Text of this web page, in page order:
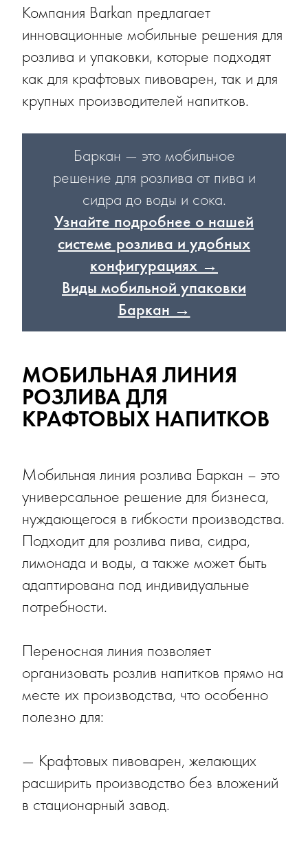
Компания Barkan предлагает
инновационные мобильные решения для
розлива и упаковки, которые подходят
как для крафтовых пивоварен, так и для
крупных производителей напитков.
Баркан — это мобильное
решение для розлива от пива и
сидра до воды и сока.
Узнайте подробнее о нашей
системе розлива и удобных
конфигурациях →
Виды мобильной упаковки
Баркан →
МОБИЛЬНАЯ ЛИНИЯ
РОЗЛИВА ДЛЯ
КРАФТОВЫХ НАПИТКОВ
Мобильная линия розлива Баркан – это
универсальное решение для бизнеса,
нуждающегося в гибкости производства.
Подходит для розлива пива, сидра,
лимонада и воды, а также может быть
адаптирована под индивидуальные
потребности.
Переносная линия позволяет
организовать розлив напитков прямо на
месте их производства, что особенно
полезно для:
— Крафтовых пивоварен, желающих
расширить производство без вложений
в стационарный завод.